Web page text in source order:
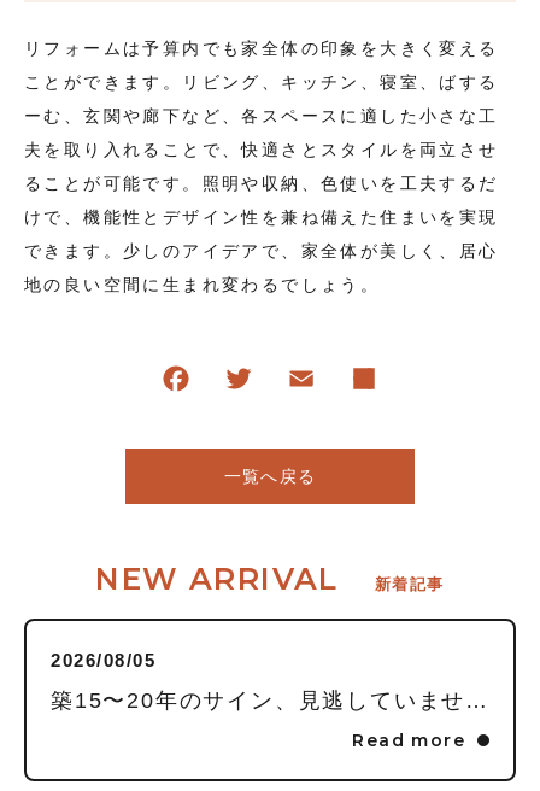
リフォームは予算内でも家全体の印象を大きく変える
ことができます。リビング、キッチン、寝室、ばする
ーむ、玄関や廊下など、各スペースに適した小さな工
夫を取り入れることで、快適さとスタイルを両立させ
ることが可能です。照明や収納、色使いを工夫するだ
けで、機能性とデザイン性を兼ね備えた住まいを実現
できます。少しのアイデアで、家全体が美しく、居心
地の良い空間に生まれ変わるでしょう。
一覧へ戻る
NEW ARRIVAL 新着記事
2026/08/05
築15〜20年のサイン、見逃していませんか？毎日頑張る私に贈る「水回りまるごとリフレッシュ」という選択
Read more